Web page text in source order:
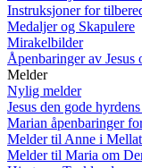
Instruksjoner for
Medaljer og Skapulere
Mirakelbilder
Åpenbaringer av Jesus
Melder
Nylig melder
Jesus den gode
Marian åpenbaringer
Melder til Anne i
Melder til Maria om